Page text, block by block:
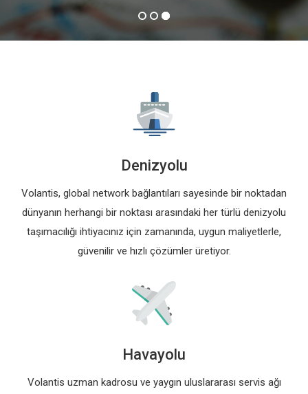
Denizyolu
Volantis, global network bağlantıları sayesinde bir noktadan
dünyanın herhangi bir noktası arasındaki her türlü denizyolu
taşımacılığı ihtiyacınız için zamanında, uygun maliyetlerle,
güvenilir ve hızlı çözümler üretiyor.
Havayolu
Volantis uzman kadrosu ve yaygın uluslararası servis ağı